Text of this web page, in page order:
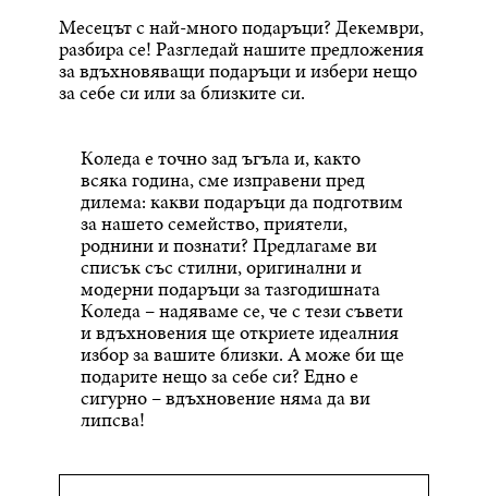
Месецът с най-много подаръци? Декември,
разбира се! Разгледай нашите предложения
за вдъхновяващи подаръци и избери нещо
за себе си или за близките си.
Коледа е точно зад ъгъла и, както
всяка година, сме изправени пред
дилема: какви подаръци да подготвим
за нашето семейство, приятели,
роднини и познати? Предлагаме ви
списък със стилни, оригинални и
модерни подаръци за тазгодишната
Коледа – надяваме се, че с тези съвети
и вдъхновения ще откриете идеалния
избор за вашите близки. А може би ще
подарите нещо за себе си? Едно е
сигурно – вдъхновение няма да ви
липсва!